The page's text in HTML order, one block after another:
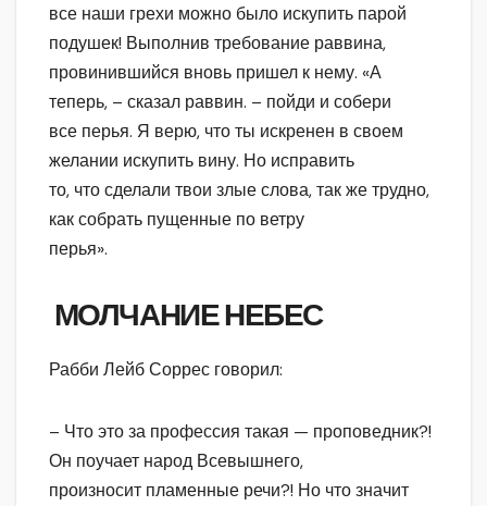
все наши грехи можно было искупить парой
подушек! Выполнив требование раввина,
провинившийся вновь пришел к нему. «А
теперь, – сказал раввин. – пойди и собери
все перья. Я верю, что ты искренен в своем
желании искупить вину. Но исправить
то, что сделали твои злые слова, так же трудно,
как собрать пущенные по ветру
перья».
МОЛЧАНИЕ НЕБЕС
Рабби Лейб Соррес говорил:
– Что это за профессия такая — проповедник?!
Он поучает народ Всевышнего,
произносит пламенные речи?! Но что значит